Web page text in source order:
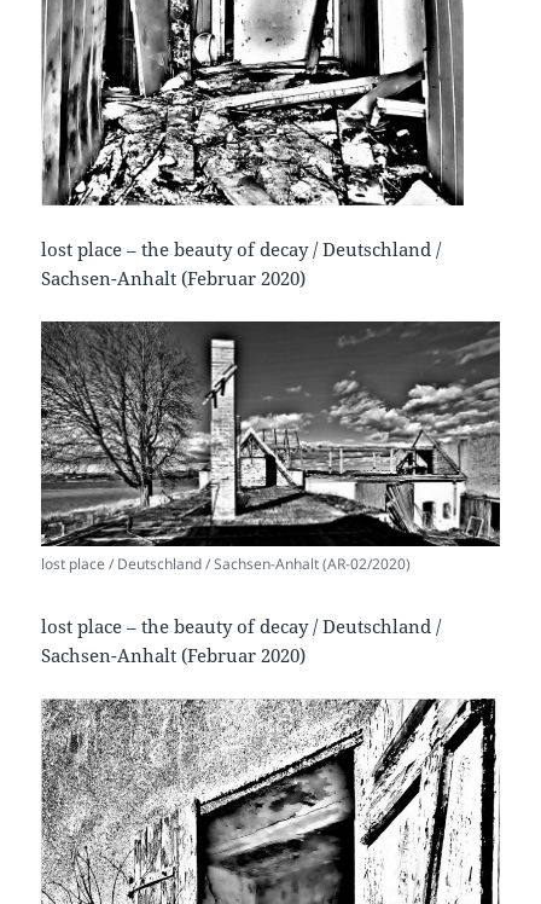
lost place – the beauty of decay / Deutschland /
Sachsen-Anhalt (Februar 2020)
lost place / Deutschland / Sachsen-Anhalt (AR-02/2020)
lost place – the beauty of decay / Deutschland /
Sachsen-Anhalt (Februar 2020)